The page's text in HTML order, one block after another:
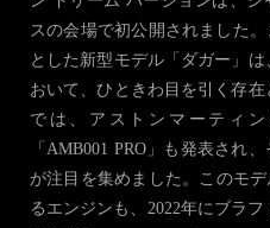
スの会場で初公開されました
とした新型モデル「ダガー」
おいて、ひときわ目を引く存
では、アストンマーティ
「AMB001 PRO」も発表され
が注目を集めました。このモ
るエンジンも、2022年にブラ